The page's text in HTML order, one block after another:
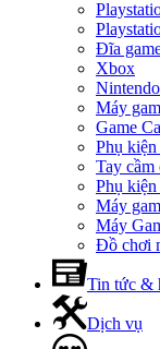
Đĩa
Xbox
Nintendo
Máy
Game
Phụ
Tay cầm
Phụ kiện
Máy
Máy
Đồ chơi
Tin tức &
Dịch vụ